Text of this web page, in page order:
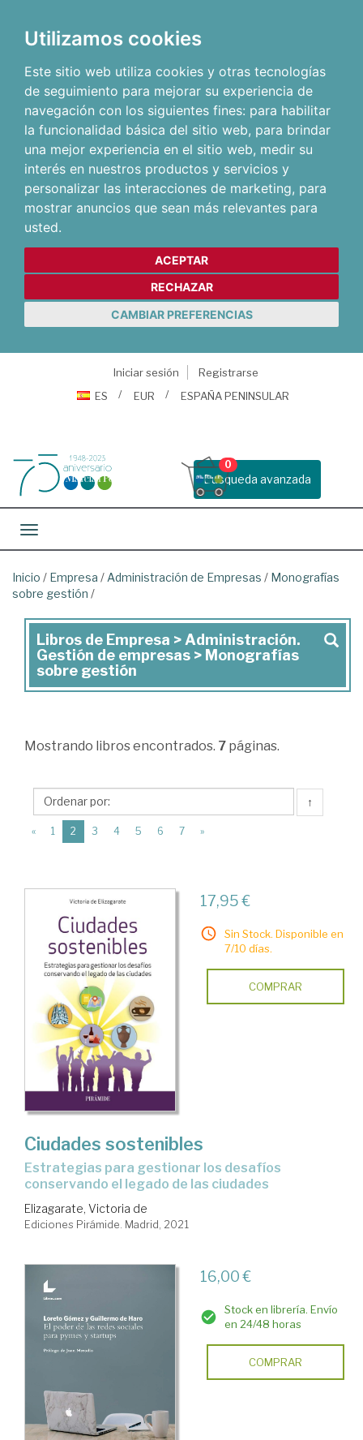
Utilizamos cookies
Este sitio web utiliza cookies y otras tecnologías
de seguimiento para mejorar su experiencia de
navegación con los siguientes fines: para habilitar
la funcionalidad básica del sitio web, para brindar
una mejor experiencia en el sitio web, medir su
interés en nuestros productos y servicios y
personalizar las interacciones de marketing, para
mostrar anuncios que sean más relevantes para
usted.
ACEPTAR
RECHAZAR
CAMBIAR PREFERENCIAS
Iniciar sesión
Registrarse
ES
EUR ESPAÑA PENINSULAR
Busqueda avanzada
0
Toggle navigation
Inicio / Empresa / Administración de Empresas / Monografías
sobre gestión /
Libros
de
Empresa
Administración.
de
empresas
sobre
gestión
Libros de Empresa > Administración.
Gestión de empresas > Monografías
sobre gestión
Mostrando libros encontrados. 7 páginas.
↑
« 1 2 (current)
3 4 5 6 7 »
17,95 €
Sin Stock. Disponible en
7/10 días.
COMPRAR
Ciudades sostenibles
estrategias para gestionar los desafíos
conservando el legado de las ciudades
Elizagarate, Victoria de
Ediciones Pirámide. Madrid, 2021
16,00 €
Stock en librería. Envío
en 24/48 horas
COMPRAR